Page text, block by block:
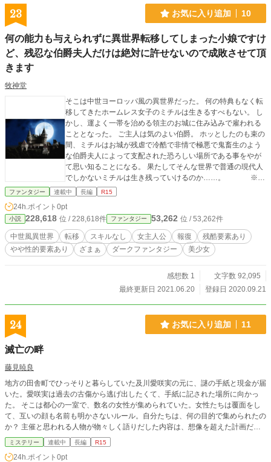
23 お気に入り追加 10
何の能力も与えられずに異世界転移してしまった小娘ですけ
ど、残忍な伯爵夫人だけは絶対に許せないので成敗させて頂
きます
牧神堂
そこは中世ヨーロッパ風の異世界だった。 何の特典もなく転
移してきたホームレス女子のミチルは生きるすべもない。 し
かし、運よく一帯を治める領主のお城に住み込みで雇われる
こととなった。 ご主人は気のよい伯爵。 ホッとしたのも束の
間、ミチルはお城が残虐で冷酷で非情で極悪で鬼畜生のよう
な伯爵夫人によって支配された恐ろしい場所である事をやが
て思い知ることになる。 果たしてそんな世界で普通の現代人
でしかないミチルは生き残っていけるのか……。 ※テ
ンプレからは外れています。ご注意下さい。 ※プロローグ飛
ような内容が一部含まれます。
ファンタジー 連載中 長編 R15
24h.ポイント 0pt
小説 228,618 位 / 228,618件 ファンタジー 53,262 位 / 53,262件
中世風異世界 転移 スキルなし 女主人公 報復
残酷要素あり
やや性的要素あり
ざまぁ ダークファンタジー 美少女
感想数 1
文字数 92,095
最終更新日 2021.06.20
登録日 2020.09.21
24 お気に入り追加 11
滅亡の畔
藤見暁良
地方の田舎町でひっそりと暮らしていた及川愛咲実の元に、謎の手紙と現金が届
いた。愛咲実は過去の古傷から逃げ出したくて、手紙に記された場所に向かっ
た。 そこは都心の一室で、数名の女性が集められていた。女性たちは覆面をし
て、互いの顔も名前も明かさないルール。自分たちは、何の目的で集められたの
か？ 主催と思われる人物が物々しく語りだした内容は、想像を超えた計画だっ
た――――。
ミステリー 連載中 長編 R15
24h.ポイント 0pt